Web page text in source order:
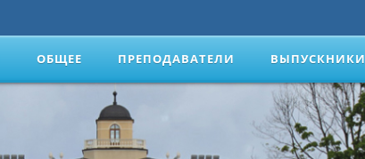
ОБЩЕЕ ПРЕПОДАВАТЕЛИ ВЫПУСКНИКИ